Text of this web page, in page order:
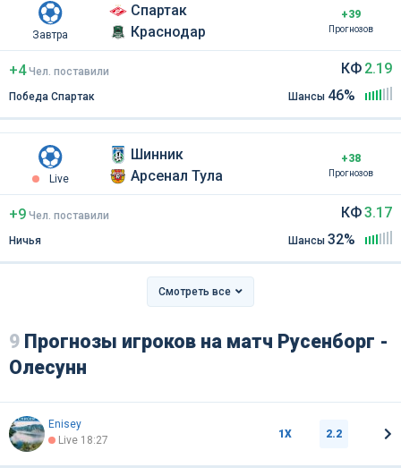
Завтра
Спартак
Краснодар
+39
Прогнозов
+4 Чел поставили
Победа Спартак
КФ 2.19
Шансы 46%
Live
Шинник
Арсенал Тула
+38
Прогнозов
+9 Чел поставили
Ничья
КФ3.17
Шансы 32%
Смотреть все
9 Прогнозы игроков на матч Русенборг -
Олесунн
Enisey
Live 18:27
1Х 2.2